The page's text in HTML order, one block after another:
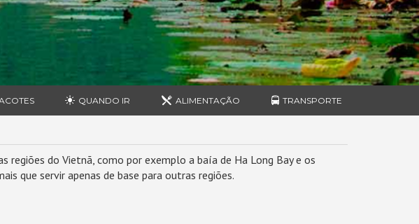
QUANDO IR ALIMENTAÇÃO TRANSPORTE
do Vietnã, como por exemplo a baía de Ha Long Bay e os
que servir apenas de base para outras regiões.